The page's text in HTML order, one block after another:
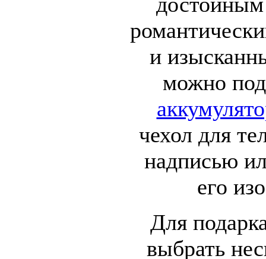
и
можно
чехол для
надписью
его
Для
выбрать